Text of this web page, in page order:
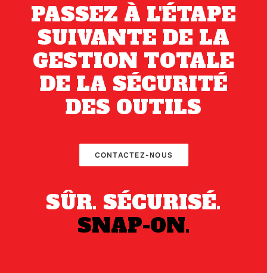
PASSEZ À L'ÉTAPE
SUIVANTE DE LA
GESTION TOTALE
DE LA SÉCURITÉ
DES OUTILS
CONTACTEZ-NOUS
SÛR. SÉCURISÉ.
SNAP-ON.